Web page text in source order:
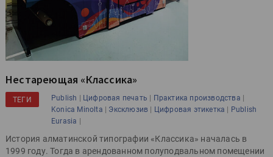
Нестареющая «Классика»
ТЕГИ Publish | Цифровая печать | Практика производства |
Konica Minolta | Эксклюзив | Цифровая этикетка | Publish
Eurasia |
История алматинской типографии «Классика» началась в
1999 году. Тогда в арендованном полуподвальном помещении